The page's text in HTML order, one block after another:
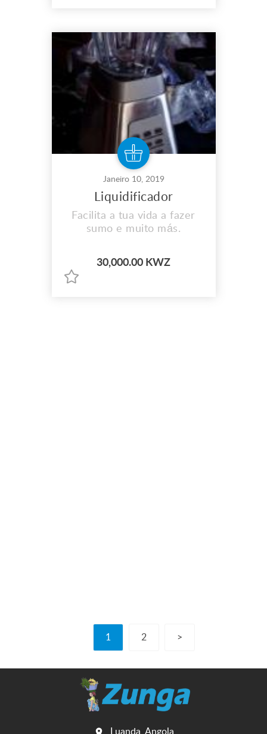
Contactos: Email:
justinomaria27@gmail.com
WhatsApp: +79385225091
Janeiro 10, 2019
Liquidificador
Facilita a tua vida a fazer
sumo e muito más.
30,000.00 KWZ
1 2 >
Luanda, Angola